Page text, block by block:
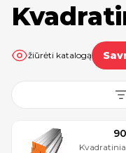
žiūrėti katalogą